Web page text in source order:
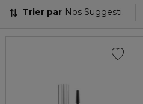
Trier par Nos Suggestions